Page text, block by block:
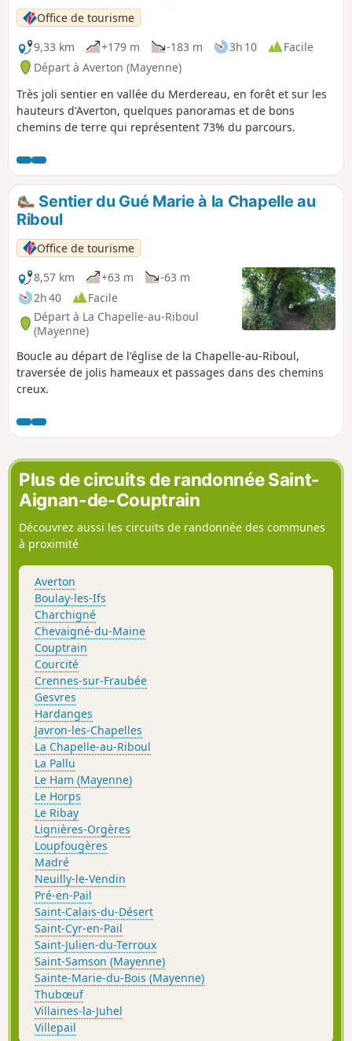
Office de tourisme
9,33 km
+179 m -183 m 3h 10
Facile
Départ à Averton (Mayenne)
Très joli sentier en vallée du Merdereau, en forêt et sur les
hauteurs d'Averton, quelques panoramas et de bons
chemins de terre qui représentent 73% du parcours.
Sentier du Gué Marie à la Chapelle au
Riboul
Office de tourisme
8,57 km
+63 m
-63 m
2h 40
Facile
Départ à La Chapelle-au-Riboul
(Mayenne)
Boucle au départ de l'église de la Chapelle-au-Riboul,
traversée de jolis hameaux et passages dans des chemins
creux.
Plus de circuits de randonnée Saint-
Aignan-de-Couptrain
Découvrez aussi les circuits de randonnée des communes
à proximité
Averton
Boulay-les-Ifs
Charchigné
Chevaigné-du-Maine
Couptrain
Courcité
Crennes-sur-Fraubée
Gesvres
Hardanges
Javron-les-Chapelles
La Chapelle-au-Riboul
La Pallu
Le Ham (Mayenne)
Le Horps
Le Ribay
Lignières-Orgères
Loupfougères
Madré
Neuilly-le-Vendin
Pré-en-Pail
Saint-Calais-du-Désert
Saint-Cyr-en-Pail
Saint-Julien-du-Terroux
Saint-Samson (Mayenne)
Sainte-Marie-du-Bois (Mayenne)
Thubœuf
Villaines-la-Juhel
Villepail